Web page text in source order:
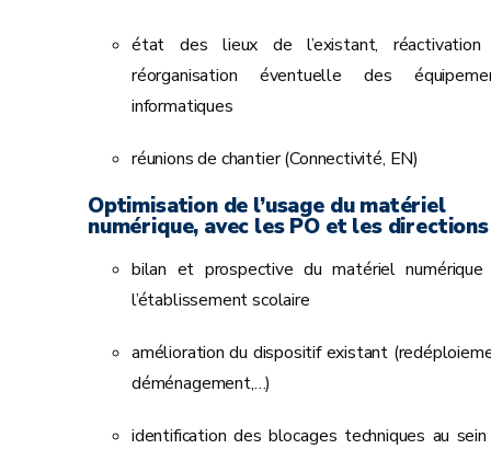
état des lieux de l’existant,
réorganisation éventuelle des
informatiques
réunions de chantier (Connectivité, EN)
Optimisation de l’usage du matériel
numérique, avec les PO et les
bilan et prospective du matériel
l’établissement scolaire
amélioration du dispositif existant
déménagement,…)
identification des blocages techniques au